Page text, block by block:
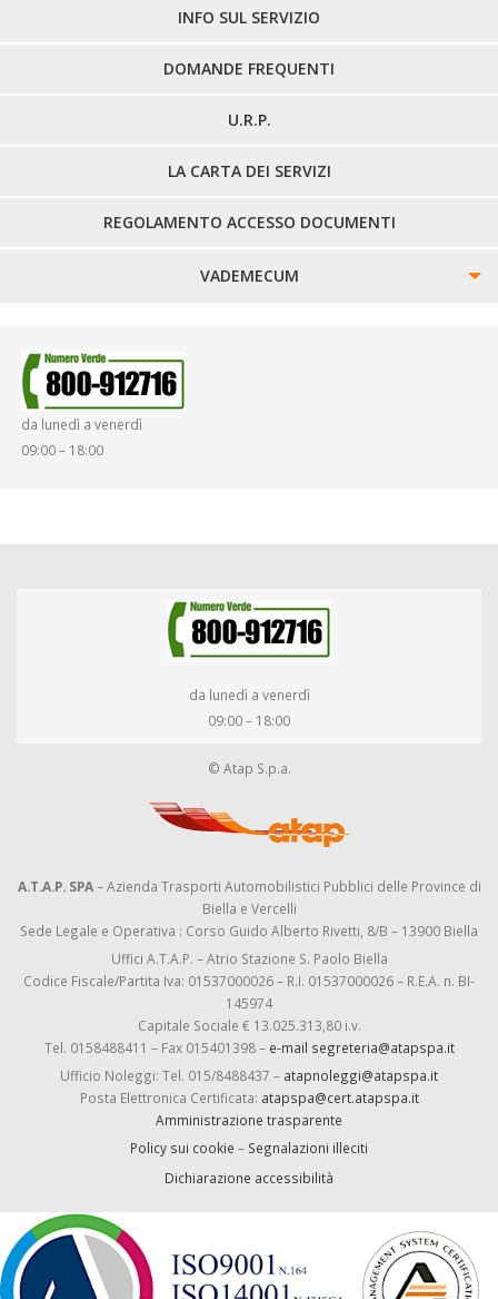
LINEE EXTRAURBANE
INFO SUL SERVIZIO
DOMANDE FREQUENTI
U.R.P.
LA CARTA DEI SERVIZI
REGOLAMENTO ACCESSO DOCUMENTI
VADEMECUM
SMARRIMENTO OGGETTI
da lunedì a venerdì
09:00 – 18:00
da lunedì a venerdì
09:00 – 18:00
© Atap S.p.a.
A.T.A.P. SPA– Azienda Trasporti Automobilistici Pubblici delle Province di
Biella e Vercelli
Sede Legale e Operativa : Corso Guido Alberto Rivetti, 8/B – 13900 Biella
Uffici A.T.A.P. – Atrio Stazione S. Paolo Biella
Codice Fiscale/Partita Iva: 01537000026 – R.I. 01537000026 – R.E.A. n. BI-
145974
Capitale Sociale € 13.025.313,80 i.v.
Tel. 0158488411 – Fax 015401398 – e-mail segreteria@atapspa.it
Ufficio Noleggi: Tel. 015/8488437 – atapnoleggi@atapspa.it
Posta Elettronica Certificata: atapspa@cert.atapspa.it
Amministrazione trasparente
Policy sui cookie – Segnalazioni illeciti
Dichiarazione accessibilità